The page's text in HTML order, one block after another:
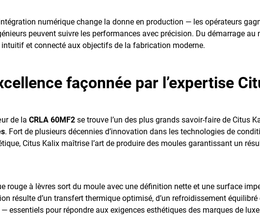
numérique change la donne en production — les opérateurs
peuvent suivre les performances avec précision. Du démarrage au
intuitif et connecté aux objectifs de la fabrication moderne.
façonnée par l’expertise
de la CRLA 60MF2se trouve l’un des plus grands savoir-faire de Citus
. Fort de plusieurs décennies d’innovation dans les technologies de
Citus Kalix maîtrise l’art de produire des moules garantissant un
rouge à lèvres sort du moule avec une définition nette et une surface
résulte d’un transfert thermique optimisé, d’un refroidissement équilibré
— essentiels pour répondre aux exigences esthétiques des marques de